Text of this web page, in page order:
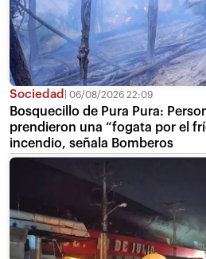
Sociedad 06/08/2026 22:09
Bosquecillo de Pura Pura:
prendieron una “fogata por el
incendio, señala Bomberos